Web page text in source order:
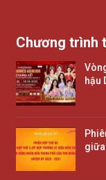
Chương trình
hậu